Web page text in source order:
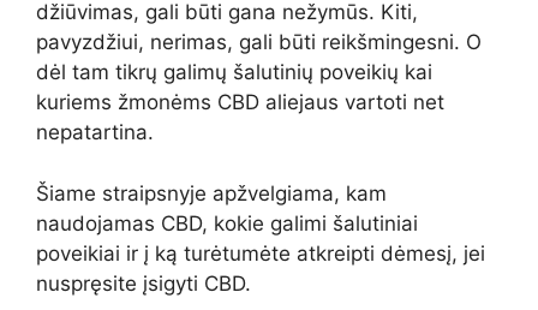
džiūvimas, gali būti gana nežymūs. Kiti,
pavyzdžiui, nerimas, gali būti reikšmingesni. O
dėl tam tikrų galimų šalutinių poveikių kai
kuriems žmonėms CBD aliejaus vartoti net
nepatartina.
Šiame straipsnyje apžvelgiama, kam
naudojamas CBD, kokie galimi šalutiniai
poveikiai ir į ką turėtumėte atkreipti dėmesį, jei
nuspręsite įsigyti CBD.